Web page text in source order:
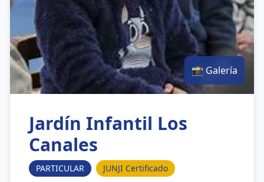
📸 Galería
Jardín Infantil Los
Canales
PARTICULAR JUNJI Certificado